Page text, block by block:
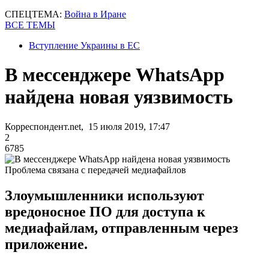
СПЕЦТЕМА: Война в Иране
ВСЕ ТЕМЫ
Вступление Украины в ЕС
В мессенджере WhatsApp
найдена новая уязвимость
Корреспондент.net, 15 июля 2019, 17:47
2
6785
Проблема связана с передачей медиафайлов
Злоумышленники используют
вредоносное ПО для доступа к
медиафайлам, отправленным через
приложение.